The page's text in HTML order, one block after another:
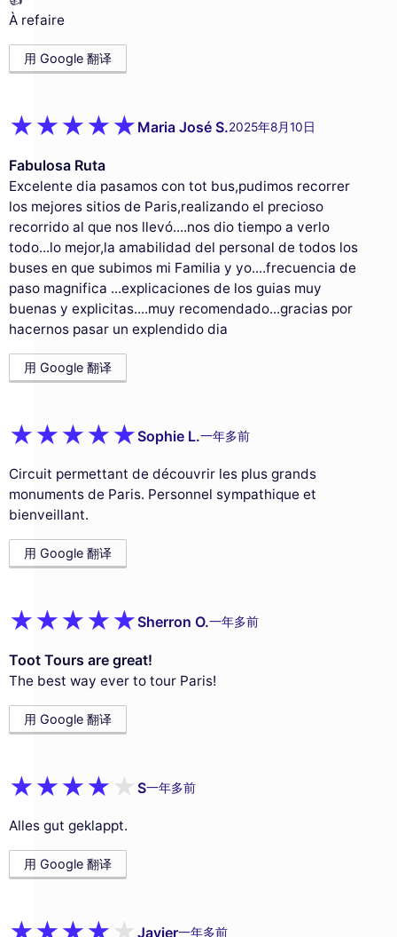
À refaire
用 Google 翻译
Maria José S.2025年8月10日
Fabulosa Ruta
Excelente dia pasamos con tot bus,pudimos recorrer
los mejores sitios de Paris,realizando el precioso
recorrido al que nos llevó....nos dio tiempo a verlo
todo...lo mejor,la amabilidad del personal de todos los
buses en que subimos mi Familia y yo....frecuencia de
paso magnifica ...explicaciones de los guias muy
buenas y explicitas....muy recomendado...gracias por
hacernos pasar un explendido dia
用 Google 翻译
Sophie L.一年多前
Circuit permettant de découvrir les plus grands
monuments de Paris. Personnel sympathique et
bienveillant.
用 Google 翻译
Sherron O.一年多前
Toot Tours are great!
The best way ever to tour Paris!
用 Google 翻译
S一年多前
Alles gut geklappt.
用 Google 翻译
Javier一年多前